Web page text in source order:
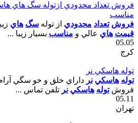
فروش تعداد محدودي ازتوله سگ هاي
مناسب
فروش تعداد محدودي از توله سگ هاي
قيمت هاي عالي و مناسب بسيار زيبا ...
05.05
کرج
توله هاسکي نر
توله هاسکي نر داراي خلق و خو سگي
فروشتوله هاسکي نر تلفن تماس ...
05.11
تهران